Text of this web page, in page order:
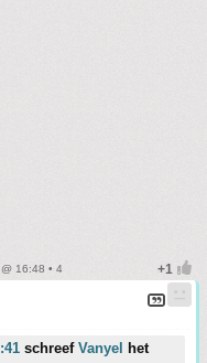
16:48 • 4
schreef Vanyel
het